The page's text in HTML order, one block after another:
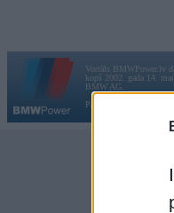
Vortāls BMWPower.lv
kopš 2002. gada 14.
BMW AG.
Par BMWPower